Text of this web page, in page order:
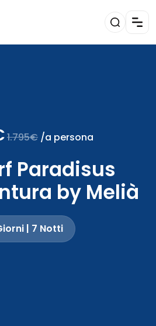
1.795€ /a persona
Paradisus
by Melià
| 7 Notti